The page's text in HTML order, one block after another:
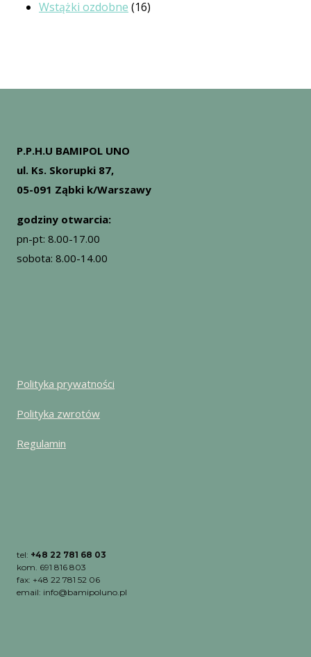
Wstążki ozdobne 1616
P.P.H.U BAMIPOL UNO
ul. Ks. Skorupki 87,
05-091 Ząbki k/Warszawy
godziny otwarcia:
pn-pt: 8.00-17.00
sobota: 8.00-14.00
Polityka prywatności
Polityka zwrotów
Regulamin
tel: +48 22 781 68 03
kom. 691 816 803
fax: +48 22 781 52 06
email: info@bamipoluno.pl